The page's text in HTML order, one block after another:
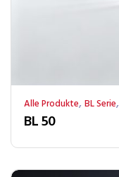
Alle Produkte, BL Serie,
BL 50